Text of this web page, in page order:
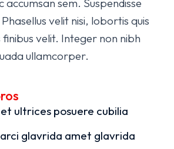
sem. Suspendisse
velit nisi, lobortis quis
finibus velit. Integer non nibh
ullamcorper.
ultrices posuere cubilia
glavrida amet glavrida